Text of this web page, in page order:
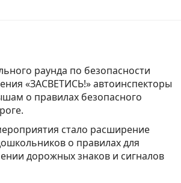
раунда по безопасности
«ЗАСВЕТИСЬ!» автоинспекторы
о правилах безопасного
стало расширение
о правилах для
дорожных знаков и сигналов